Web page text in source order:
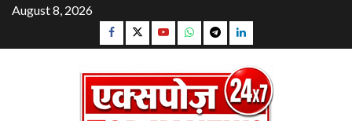
Skip
content
August 8, 2026
Facebook
TwitterYouTubeWhatsapp
TelegramLinkedin